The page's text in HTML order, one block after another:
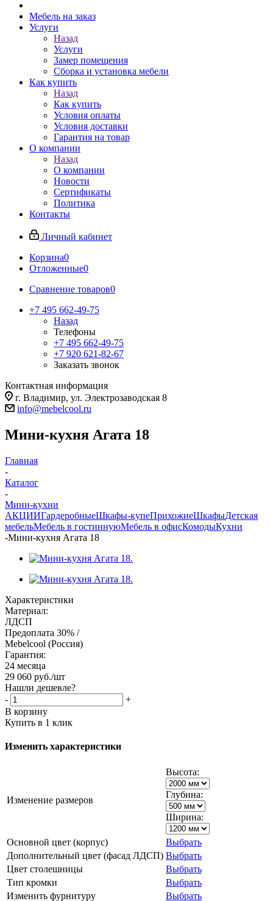
Мебель на заказ
Услуги
Назад
Услуги
Замер помещения
Сборка и установка мебели
Как купить
Назад
Как купить
Условия оплаты
Условия доставки
Гарантия на товар
О компании
Назад
О компании
Новости
Сертификаты
Политика
Контакты
Личный кабинет
Корзина0
Отложенные0
Сравнение товаров0
+7 495 662-49-75
Назад
Телефоны
+7 495 662-49-75
+7 920 621-82-67
Заказать звонок
Контактная информация
г. Владимир, ул. Электрозаводская 8
info@mebelcool.ru
Мини-кухня Агата 18
Главная
-
Каталог
-
Мини-кухни
АКЦИИГардеробныеШкафы-купеПрихожиеШкафыДетская
мебельМебель в гостиннуюМебель в офисКомодыКухни
-Мини-кухня Агата 18
Характеристики
Материал:
ЛДСП
Предоплата 30% /
Mebelcool (Россия)
Гарантия:
24 месяца
29 060 руб./шт
Нашли дешевле?
-
+
В корзину
Купить в 1 клик
Изменить характеристики
Изменение размеров
Высота:
Глубина:
Ширина:
Основной цвет (корпус)
Выбрать
Дополнительный цвет (фасад ЛДСП) Выбрать
Цвет столешницы
Выбрать
Тип кромки
Выбрать
Изменить фурнитуру
Выбрать